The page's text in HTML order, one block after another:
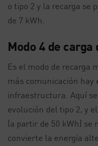
o tipo 2 y la recarga se
de 7 kWh.
Modo 4 de
Es el modo de recarga
más comunicación hay
infraestructura. Aquí
evolución del tipo 2, y
(a partir de 50 kWh) se
convierte la energía